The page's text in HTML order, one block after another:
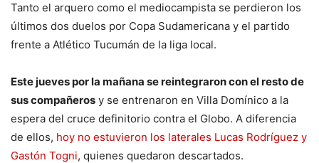
Tanto el arquero como el mediocampista se perdieron los
últimos dos duelos por Copa Sudamericana y el partido
frente a Atlético Tucumán de la liga local.
Este jueves por la mañana se reintegraron con el resto de
sus compañeros y se entrenaron en Villa Domínico a la
espera del cruce definitorio contra el Globo. A diferencia
de ellos, hoy no estuvieron los laterales Lucas Rodríguez y
Gastón Togni, quienes quedaron descartados.